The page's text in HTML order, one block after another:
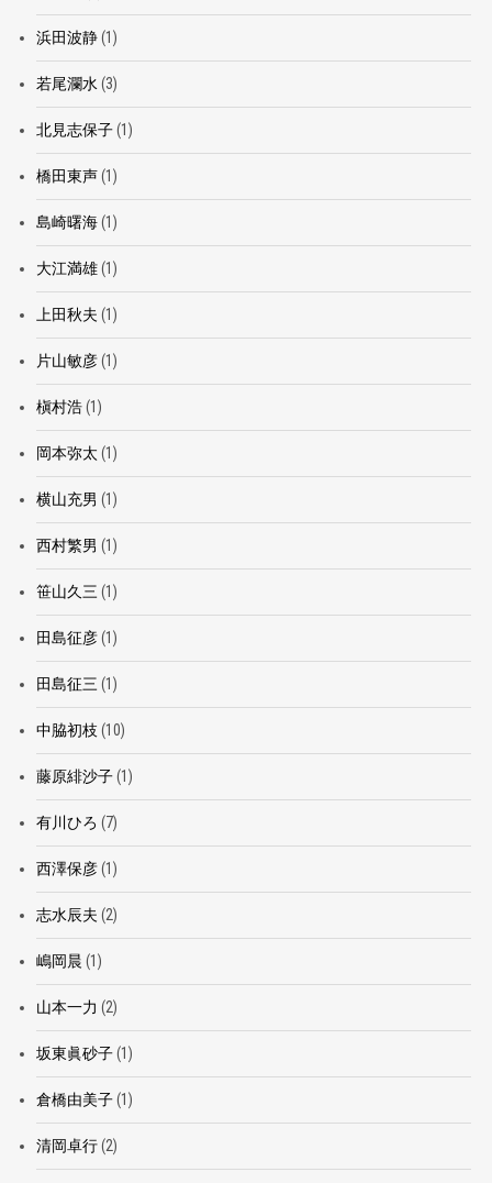
浜田波静(1)
若尾瀾水 (3)
北見志保子(1)
橋田東声(1)
島崎曙海(1)
大江満雄(1)
上田秋夫 (1)
片山敏彦(1)
槇村浩(1)
岡本弥太 (1)
横山充男 (1)
西村繁男 (1)
笹山久三 (1)
田島征彦(1)
田島征三 (1)
中脇初枝 (10)
藤原緋沙子(1)
有川ひろ (7)
西澤保彦(1)
志水辰夫 (2)
嶋岡晨 (1)
山本一力 (2)
坂東眞砂子(1)
倉橋由美子(1)
清岡卓行(2)